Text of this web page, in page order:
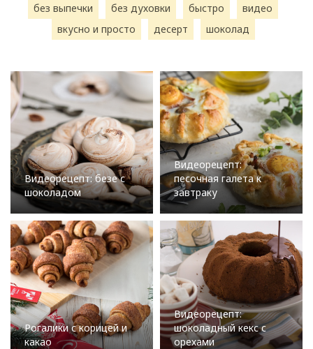
без выпечки без духовки быстро
видео
вкусно и просто
десерт шоколад
Видеорецепт: безе с
шоколадом
Видеорецепт:
песочная галета к
завтраку
Рогалики с корицей и
какао
Видеорецепт:
шоколадный кекс с
орехами